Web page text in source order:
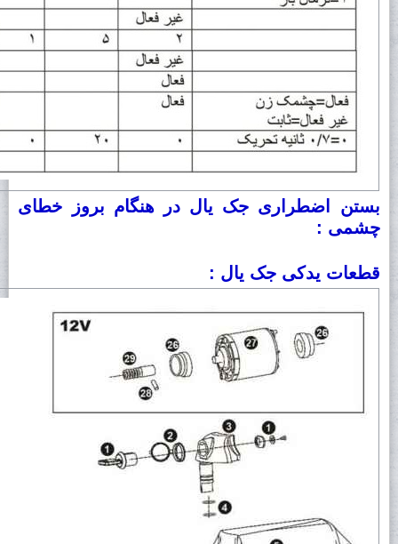
بستن اضطراری جک یال در هنگام بروز خطای
چشمی :
قطعات یدکی جک یال :